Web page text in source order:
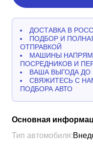
ДОСТАВКА В
ПОДБОР И
ОТПРАВКОЙ
МАШИНЫ
ПОСРЕДНИКОВ И
ВАША ВЫГОДА ДО
СВЯЖИТЕСЬ С
ПОДБОРА АВТО
Основная
Тип автомобиля: